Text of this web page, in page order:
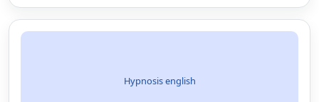
Hypnosis english